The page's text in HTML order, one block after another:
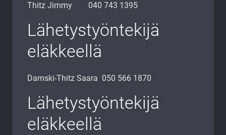
Thitz Jimmy 040 743 1395
Lähetystyöntekijä
eläkkeellä
Damski-Thitz Saara 050 566 1870
Lähetystyöntekijä
eläkkeellä